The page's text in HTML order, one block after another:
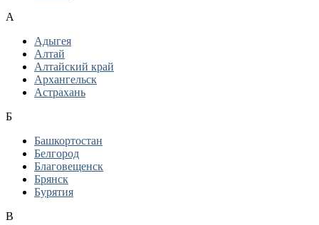
А
Адыгея
Алтай
Алтайский край
Архангельск
Астрахань
Б
Башкортостан
Белгород
Благовещенск
Брянск
Бурятия
В